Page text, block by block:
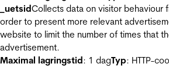
_uetsidCollects data on visitor behaviour
order to present more relevant
website to limit the number of times that
advertisement.
Maximal lagringstid: 1 dagTyp: HTTP-